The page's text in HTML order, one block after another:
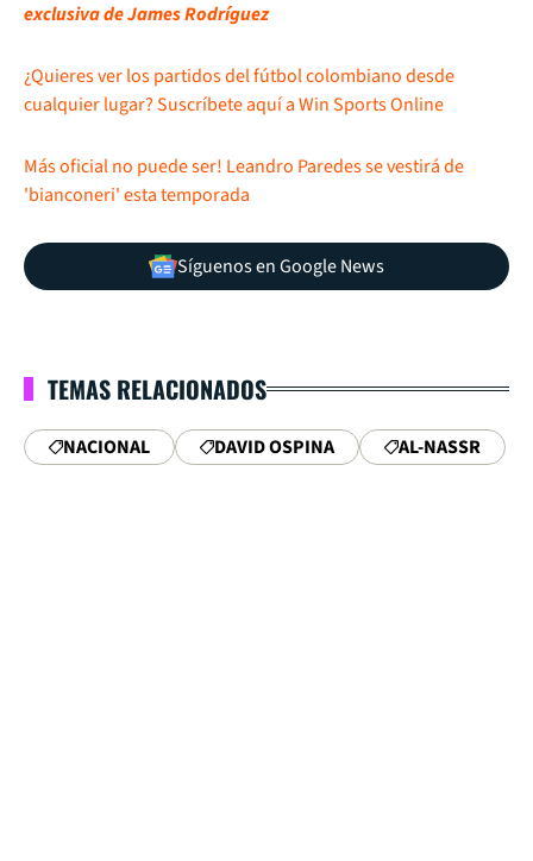
exclusiva de James Rodríguez
¿Quieres ver los partidos del fútbol colombiano desde
cualquier lugar? Suscríbete aquí a Win Sports Online
Más oficial no puede ser! Leandro Paredes se vestirá de
'bianconeri' esta temporada
Síguenos en Google News
TEMAS RELACIONADOS
NACIONAL DAVID OSPINA AL-NASSR